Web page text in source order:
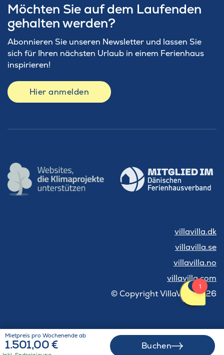
Möchten Sie auf dem Laufenden
gehalten werden?
Abonnieren Sie unseren Newsletter und lassen Sie
sich für Ihren nächsten Urlaub in einem Ferienhaus
inspirieren!
Hier anmelden
villavilla.dk
villavilla.se
villavilla.no
villavilla.com
© Copyright VillaVilla 2026
Mietpreis pro Wochenende ab
1.501,00 € Buchen